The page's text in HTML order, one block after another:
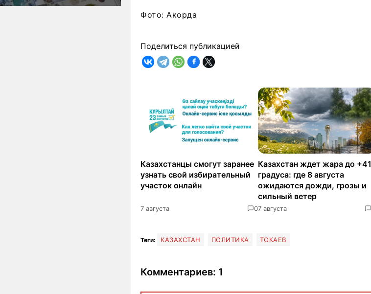
Фото: Акорда
Поделиться публикацией
Казахстанцы смогут заранее
узнать свой избирательный
участок онлайн
7 августа 0
Казахстан ждет жара до +41
градуса: где 8 августа
ожидаются дожди, грозы и
сильный ветер
7 августа
Теги: КАЗАХСТАН ПОЛИТИКА ТОКАЕВ
Комментариев: 1